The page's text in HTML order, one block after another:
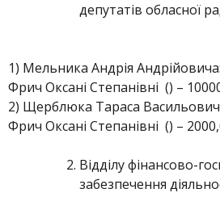
депутатів обласної
1) Мельника Андрія Андрійовича:
Фрич Оксані Степанівні () –
2) Щерблюка Тараса
Фрич Оксані Степанівні () –
Відділу фінансово-
забезпечення